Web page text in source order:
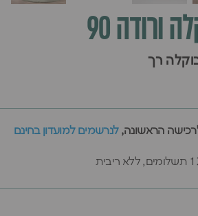
ורודה90
רך
לנרשמים למועדון בחינם